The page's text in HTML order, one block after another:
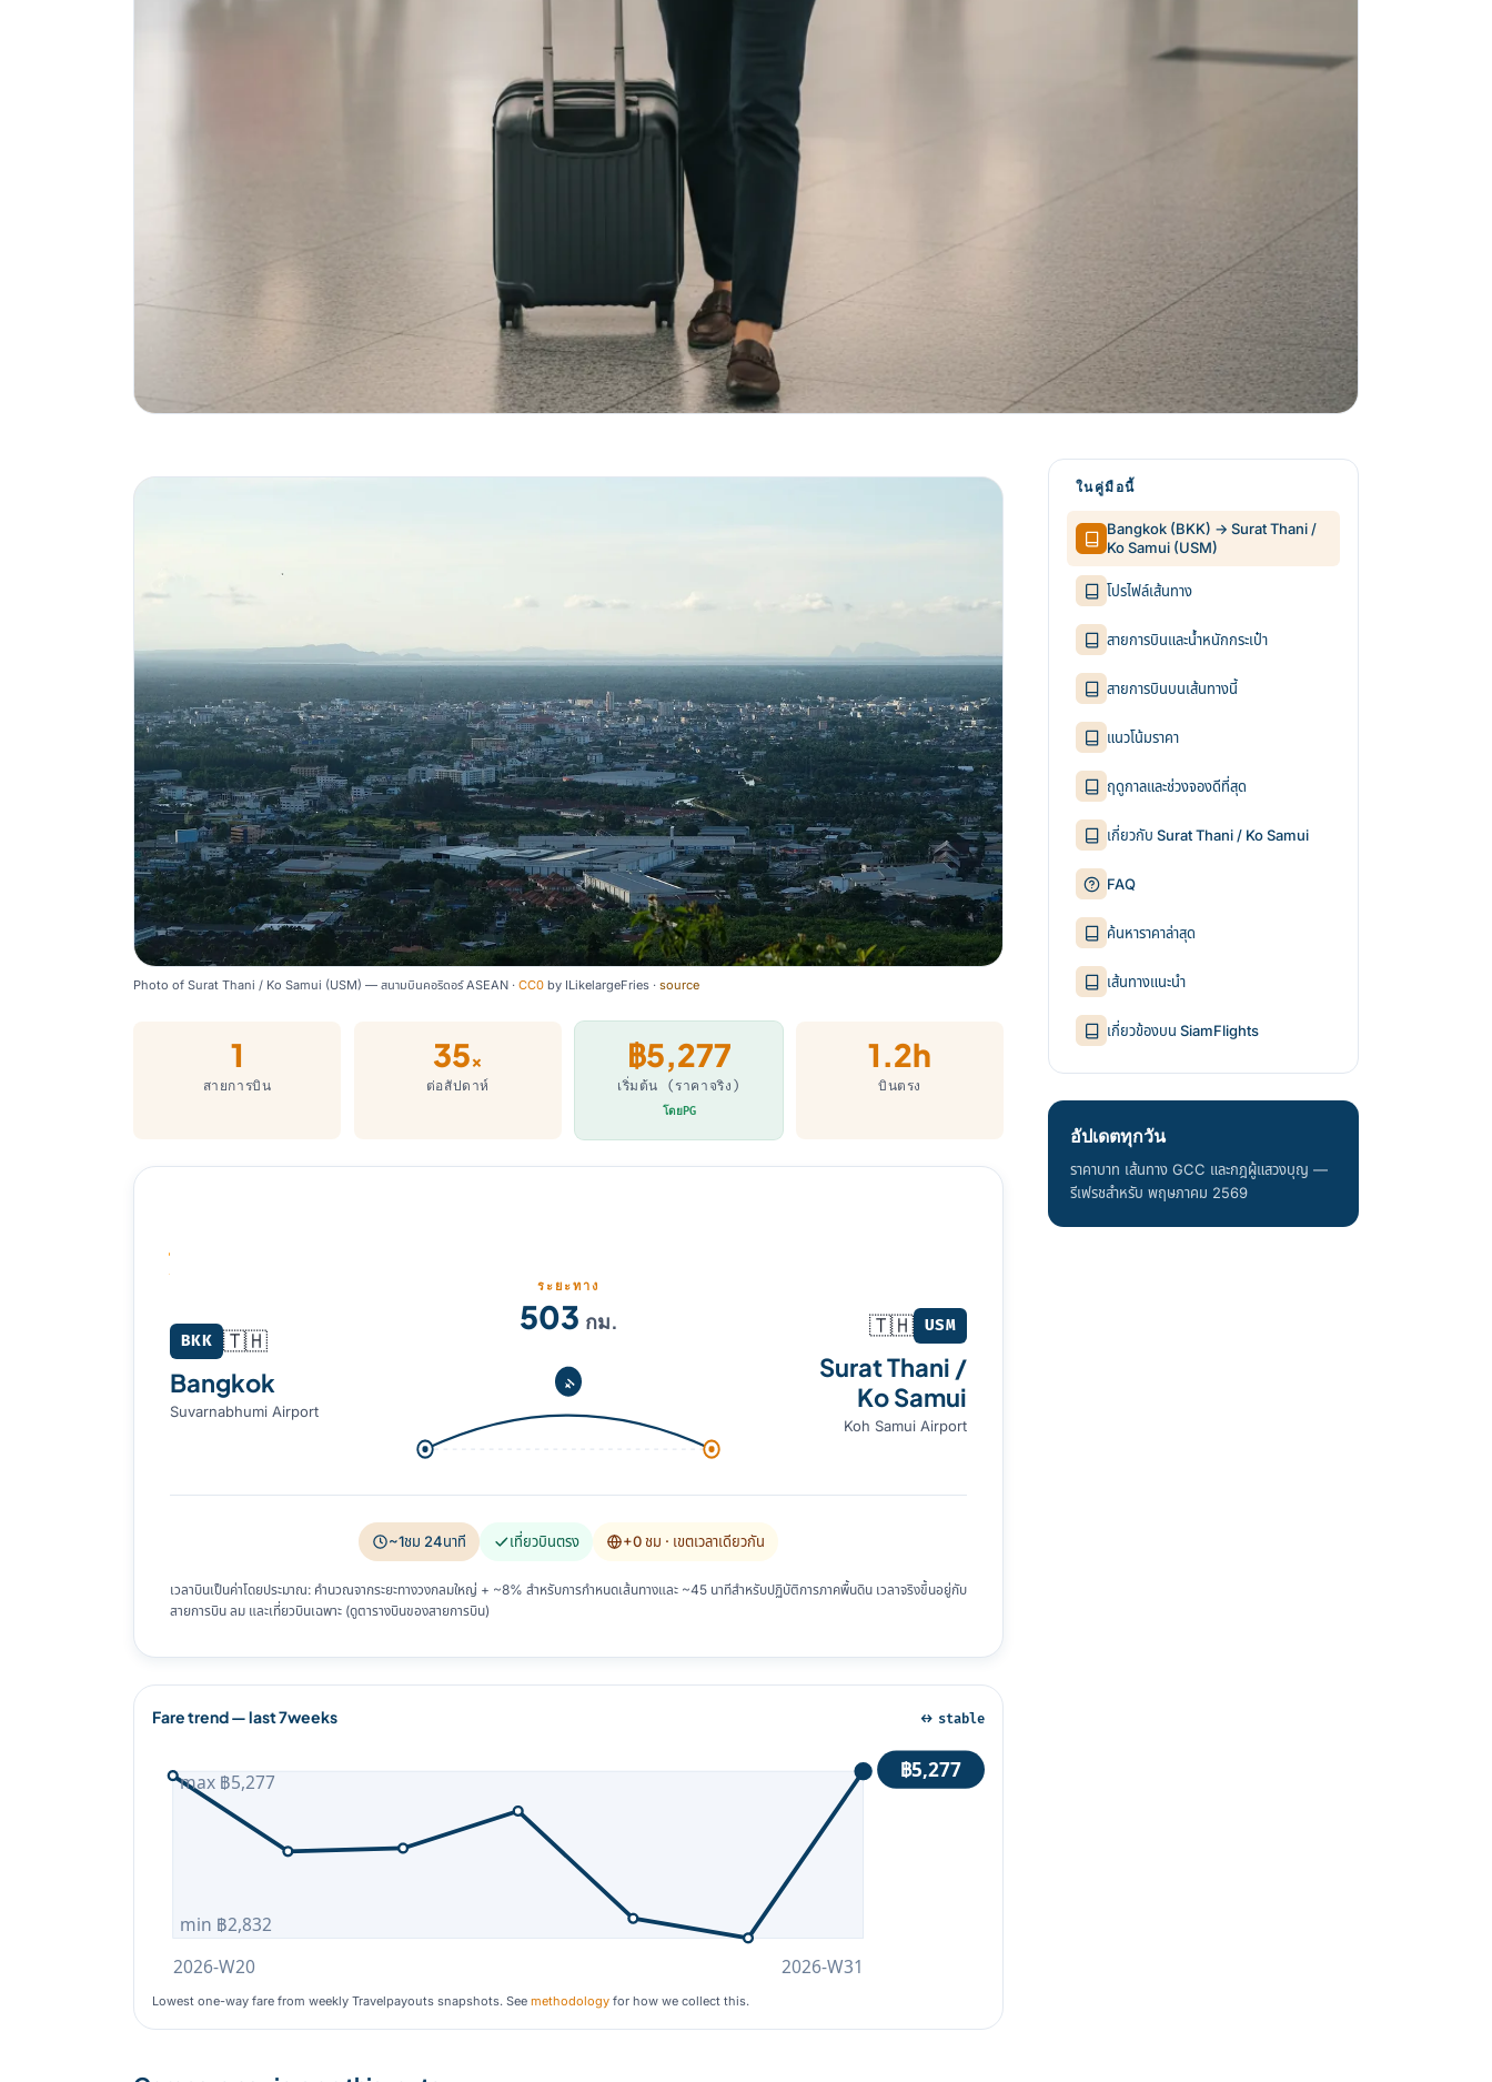
Photo of Surat Thani / Ko Samui (USM) — สนามบินคอริดอร์ ASEAN · CC0 by ILikelargeFries · source
1
สายการบิน
35×
ต่อสัปดาห์
฿5,277
เริ่มต้น (ราคาจริง)
โดยPG
1.2h
บินตรง
Bangkok (BKK) → Surat Thani / Ko Samui (USM)
BKK 🇹🇭
Bangkok
Suvarnabhumi Airport
ระยะทาง
503 กม. USM
🇹🇭
Surat Thani /
Ko Samui
Koh Samui Airport
~1ชม 24นาที เที่ยวบินตรง +0 ชม · เขตเวลาเดียวกัน
เวลาบินเป็นค่าโดยประมาณ: คำนวณจากระยะทางวงกลมใหญ่ + ~8% สำหรับการกำหนดเส้นทางและ ~45 นาทีสำหรับปฏิบัติการภาคพื้นดิน เวลาจริงขึ้นอยู่กับ
สายการบิน ลม และเที่ยวบินเฉพาะ (ดูตารางบินของสายการบิน)
Fare trend — last 7weeks ↔ stable
฿5,277
max ฿5,277
min ฿2,832
2026-W20
2026-W31
Lowest one-way fare from weekly Travelpayouts snapshots. See methodology for how we collect this.
ในคู่มือนี้
Bangkok (BKK) → Surat Thani /
Ko Samui (USM)
โปรไฟล์เส้นทาง
สายการบินและน้ำหนักกระเป๋า
สายการบินบนเส้นทางนี้
แนวโน้มราคา
ฤดูกาลและช่วงจองดีที่สุด
เกี่ยวกับ Surat Thani / Ko Samui
FAQ
ค้นหาราคาล่าสุด
เส้นทางแนะนำ
เกี่ยวข้องบน SiamFlights
อัปเดตทุกวัน
ราคาบาท เส้นทาง GCC และกฎผู้แสวงบุญ —
รีเฟรชสำหรับ พฤษภาคม 2569